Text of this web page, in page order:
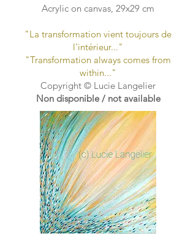
Acrylic on canvas, 29x29 cm
"La transformation vient toujours de
l'intérieur..."​
"Transformation always comes from
within..."​
Copyright © Lucie Langelier
Non disponible / not available